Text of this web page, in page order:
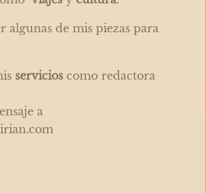
algunas de mis piezas para
servicios como redactora
a